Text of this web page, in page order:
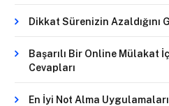
Dikkat Sürenizin Azaldığını
Başarılı Bir Online Mülakat
Cevapları
En İyi Not Alma Uygulamaları